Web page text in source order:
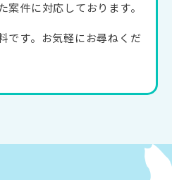
件に対応しております。
です。お気軽にお尋ねくだ